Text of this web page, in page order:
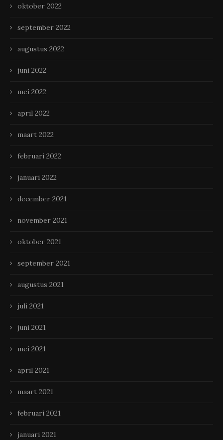
oktober 2022
september 2022
augustus 2022
juni 2022
mei 2022
april 2022
maart 2022
februari 2022
januari 2022
december 2021
november 2021
oktober 2021
september 2021
augustus 2021
juli 2021
juni 2021
mei 2021
april 2021
maart 2021
februari 2021
januari 2021